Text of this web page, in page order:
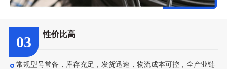
03 性价比高
常规型号常备，库存充足，发货迅速，物流成本可控，全产业链